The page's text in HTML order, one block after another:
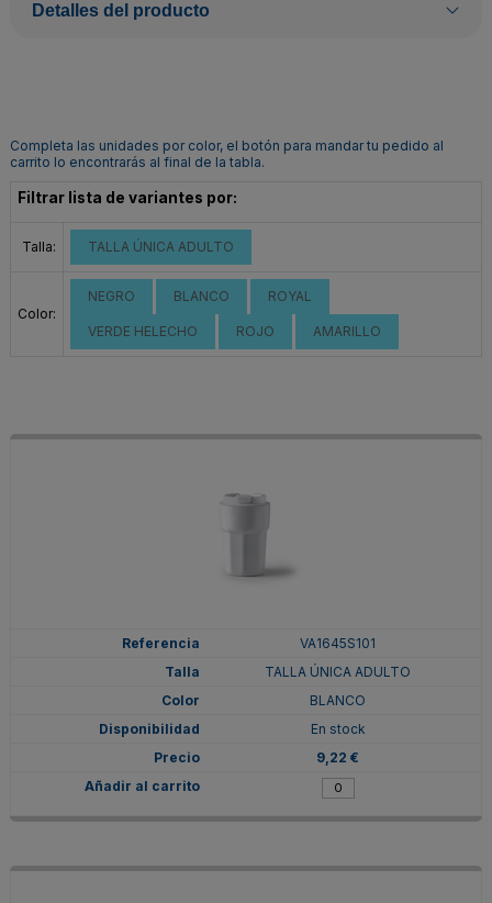
Detalles del producto
Completa las unidades por color, el botón para mandar tu pedido al
carrito lo encontrarás al final de la tabla.
Filtrar lista de variantes por:
Talla: TALLA ÚNICA ADULTO
Color:
NEGRO BLANCO ROYAL
VERDE HELECHO ROJO AMARILLO
VA1645S101
TALLA ÚNICA ADULTO
BLANCO
En stock
9,22 €